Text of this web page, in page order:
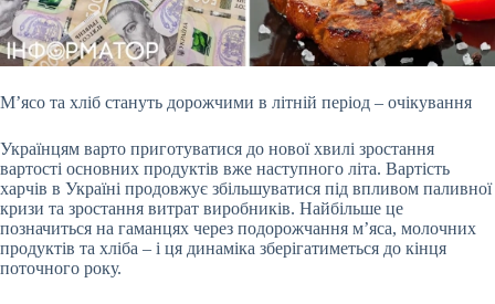
М’ясо та хліб стануть дорожчими в літній період – очікування
Українцям варто приготуватися до нової хвилі зростання
вартості основних продуктів вже наступного літа. Вартість
харчів в Україні продовжує збільшуватися під впливом паливної
кризи та зростання витрат виробників. Найбільше це
позначиться на гаманцях через подорожчання м’яса, молочних
продуктів та хліба – і ця динаміка зберігатиметься до кінця
поточного року.